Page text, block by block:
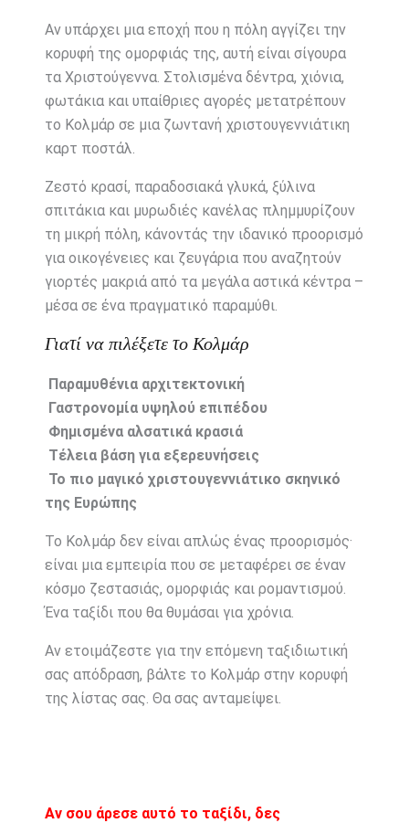
Αν υπάρχει μια εποχή που η πόλη αγγίζει την
κορυφή της ομορφιάς της, αυτή είναι σίγουρα
τα Χριστούγεννα. Στολισμένα δέντρα, χιόνια,
φωτάκια και υπαίθριες αγορές μετατρέπουν
το Κολμάρ σε μια ζωντανή χριστουγεννιάτικη
καρτ ποστάλ.
Ζεστό κρασί, παραδοσιακά γλυκά, ξύλινα
σπιτάκια και μυρωδιές κανέλας πλημμυρίζουν
τη μικρή πόλη, κάνοντάς την ιδανικό προορισμό
για οικογένειες και ζευγάρια που αναζητούν
γιορτές μακριά από τα μεγάλα αστικά κέντρα –
μέσα σε ένα πραγματικό παραμύθι.
Γιατί να πιλέξετε το Κολμάρ
Παραμυθένια αρχιτεκτονική
Γαστρονομία υψηλού επιπέδου
Φημισμένα αλσατικά κρασιά
Τέλεια βάση για εξερευνήσεις
Το πιο μαγικό χριστουγεννιάτικο σκηνικό
της Ευρώπης
Το Κολμάρ δεν είναι απλώς ένας προορισμός·
είναι μια εμπειρία που σε μεταφέρει σε έναν
κόσμο ζεστασιάς, ομορφιάς και ρομαντισμού.
Ένα ταξίδι που θα θυμάσαι για χρόνια.
Αν ετοιμάζεστε για την επόμενη ταξιδιωτική
σας απόδραση, βάλτε το Κολμάρ στην κορυφή
της λίστας σας. Θα σας ανταμείψει.
Αν σου άρεσε αυτό το ταξίδι, δες